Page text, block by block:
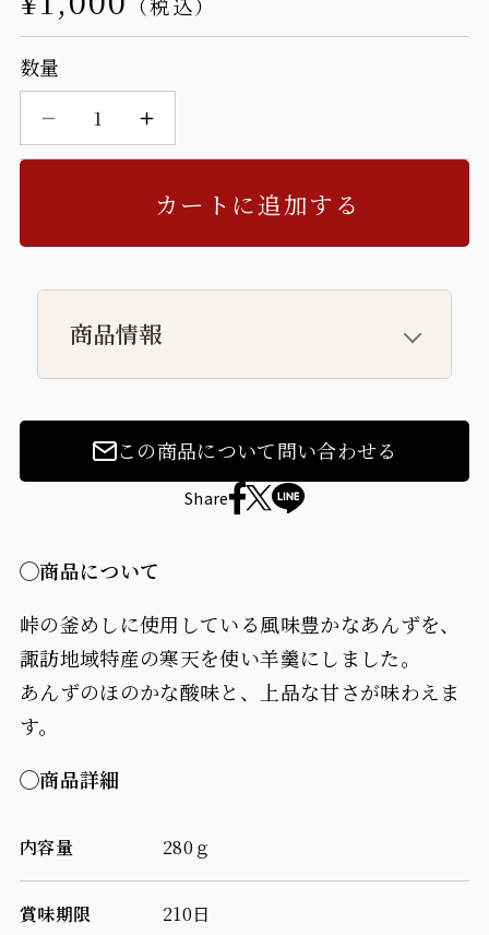
常
価
格
数量
【甘
羊
甘
酸っ
ぱ
い
羊
は、
ヒー
と
【甘
あ
羊
-
甘
酸っ
ぱ
い
羊
ヒー
と
カートに追加する
商品情報
この商品について問い合わせる
Share
◯商品について
峠の釜めしに使用している風味豊かなあんずを、
諏訪地域特産の寒天を使い羊羹にしました。
あんずのほのかな酸味と、上品な甘さが味わえま
す。
◯商品詳細
内容量 280ｇ
賞味期限 210日